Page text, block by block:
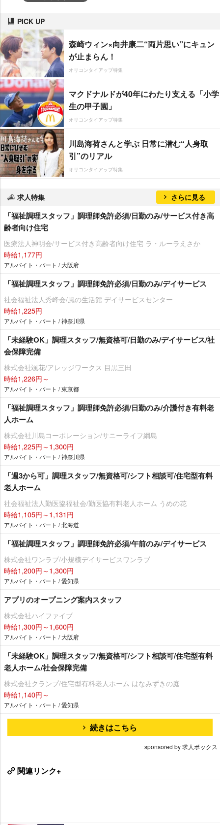
PICK UP
森崎ウィン×向井康二“両片思い”にキュン
が止まらん！
オリコンタイアップ特集
マクドナルドが40年にわたり支える「小学
生の甲子園」
オリコンタイアップ特集
川島海荷さんと学ぶ 日常に潜む“人身取
引”のリアル
オリコンタイアップ特集
求人特集 さらに見る
「福祉調理スタッフ」調理師免許必須/日勤のみ/サービス付き高
齢者向け住宅
医療法人神明会/サービス付き高齢者向け住宅 ラ・ルーラえさか
時給1,177円
アルバイト・パート / 大阪府
「福祉調理スタッフ」調理師免許必須/日勤のみ/デイサービス
社会福祉法人秀峰会/風の生活館 デイサービスセンター
時給1,225円
アルバイト・パート / 神奈川県
「未経験OK」調理スタッフ/無資格可/日勤のみ/デイサービス/社
会保障完備
株式会社颯花/アレッジワークス 目黒三田
時給1,226円～
アルバイト・パート / 東京都
「福祉調理スタッフ」調理師免許必須/日勤のみ/介護付き有料老
人ホーム
株式会社川島コーポレーション/サニーライフ綱島
時給1,225円～1,300円
アルバイト・パート / 神奈川県
「週3から可」調理スタッフ/無資格可/シフト相談可/住宅型有料
老人ホーム
社会福祉法人勤医協福祉会/勤医協有料老人ホーム うめの花
時給1,105円～1,131円
アルバイト・パート / 北海道
「福祉調理スタッフ」調理師免許必須/午前のみ/デイサービス
株式会社ワンラブ/小規模デイサービスワンラブ
時給1,200円～1,300円
アルバイト・パート / 愛知県
アプリのオープニング案内スタッフ
株式会社ハイファイブ
時給1,300円～1,600円
アルバイト・パート / 大阪府
「未経験OK」調理スタッフ/無資格可/シフト相談可/住宅型有料
老人ホーム/社会保障完備
株式会社クランプ/住宅型有料老人ホーム はなみずきの庭
時給1,140円～
アルバイト・パート / 愛知県
続きはこちら
sponsored by 求人ボックス
関連リンク+